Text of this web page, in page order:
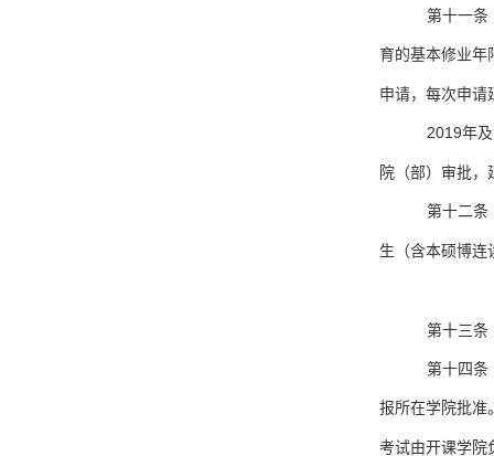
第十一条
育的基本修业年
申请，每次申请
2019年
院（部）审批，
第十二条
生（含本硕博连
第十三条
第十四条
报所在学院批准
考试由开课学院